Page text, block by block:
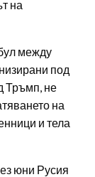
на
между
под
Тръмп, не
на
и тела
юни Русия